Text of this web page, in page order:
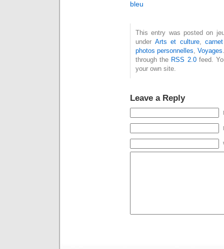
bleu
This entry was posted on
under Arts et culture,
photos personnelles,Voyages
through the RSS 2.0feed.
your own site.
Leave a Reply